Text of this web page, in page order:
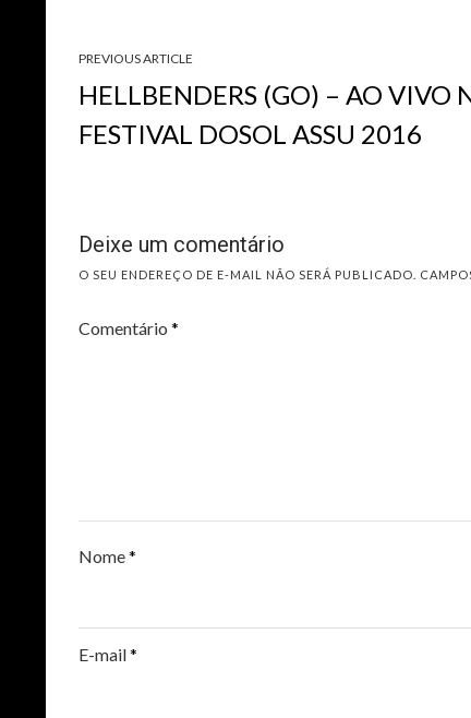
PREVIOUS ARTICLE
HELLBENDERS (GO) – AO VIVO
FESTIVAL DOSOL ASSU 2016
Deixe um comentário
O SEU ENDEREÇO DE E-MAIL NÃO SERÁ PUBLICADO.
Comentário *
Nome*
E-mail*